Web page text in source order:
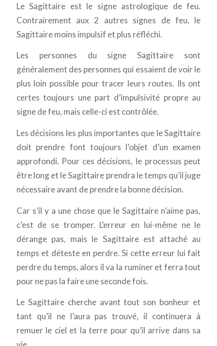
Le Sagittaire est le signe astrologique de feu.
Contrairement aux 2 autres signes de feu, le
Sagittaire moins impulsif et plus réfléchi.
Les personnes du signe Sagittaire sont
généralement des personnes qui essaient de voir le
plus loin possible pour tracer leurs routes. Ils ont
certes toujours une part d’impulsivité propre au
signe de feu, mais celle-ci est contrôlée.
Les décisions les plus importantes que le Sagittaire
doit prendre font toujours l’objet d’un examen
approfondi. Pour ces décisions, le processus peut
être long et le Sagittaire prendra le temps qu’il juge
nécessaire avant de prendre la bonne décision.
Car s’il y a une chose que le Sagittaire n’aime pas,
c’est de se tromper. L’erreur en lui-même ne le
dérange pas, mais le Sagittaire est attaché au
temps et déteste en perdre. Si cette erreur lui fait
perdre du temps, alors il va la ruminer et ferra tout
pour ne pas la faire une seconde fois.
Le Sagittaire cherche avant tout son bonheur et
tant qu’il ne l’aura pas trouvé, il continuera à
remuer le ciel et la terre pour qu’il arrive dans sa